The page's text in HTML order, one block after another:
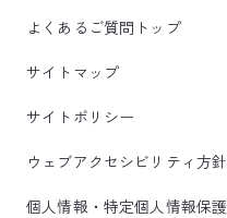
よくあるご質問トップ
サイトマップ
サイトポリシー
ウェブアクセシビリティ方針
個人情報・特定個人情報保護